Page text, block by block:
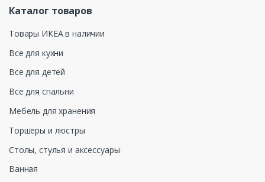
Каталог товаров
Товары ИКЕА в наличии
Все для кухни
Все для детей
Все для спальни
Мебель для хранения
Торшеры и люстры
Столы, стулья и аксессуары
Ванная